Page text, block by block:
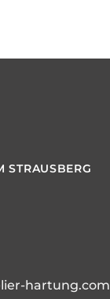
STRAUSBERG
hartung.com